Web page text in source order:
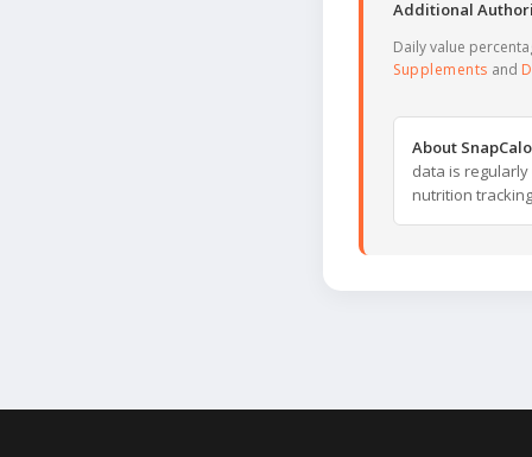
Additional
Daily value
Supplements and
About
data is
nutrition